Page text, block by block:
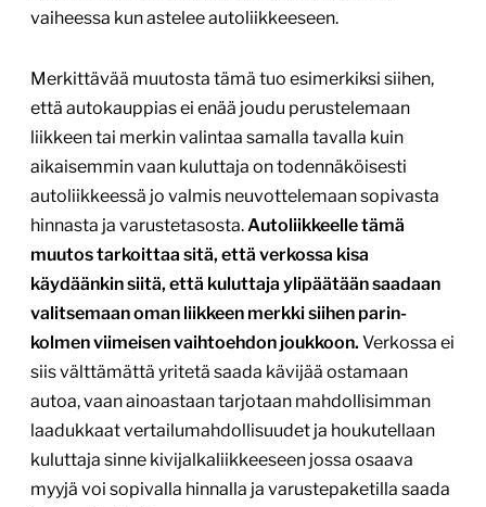
vaiheessa kun astelee autoliikkeeseen.
Merkittävää muutosta tämä tuo esimerkiksi siihen,
että autokauppias ei enää joudu perustelemaan
liikkeen tai merkin valintaa samalla tavalla kuin
aikaisemmin vaan kuluttaja on todennäköisesti
autoliikkeessä jo valmis neuvottelemaan sopivasta
hinnasta ja varustetasosta.Autoliikkeelle tämä
muutos tarkoittaa sitä, että verkossa kisa
käydäänkin siitä, että kuluttaja ylipäätään saadaan
valitsemaan oman liikkeen merkki siihen parin-
kolmen viimeisen vaihtoehdon joukkoon. Verkossa ei
siis välttämättä yritetä saada kävijää ostamaan
autoa, vaan ainoastaan tarjotaan mahdollisimman
laadukkaat vertailumahdollisuudet ja houkutellaan
kuluttaja sinne kivijalkaliikkeeseen jossa osaava
myyjä voi sopivalla hinnalla ja varustepaketilla saada